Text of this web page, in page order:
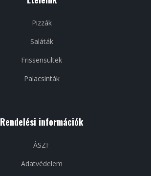
Pizzák
Saláták
Frissensültek
Palacsinták
Rendelési információk
ÁSZF
Adatvédelem